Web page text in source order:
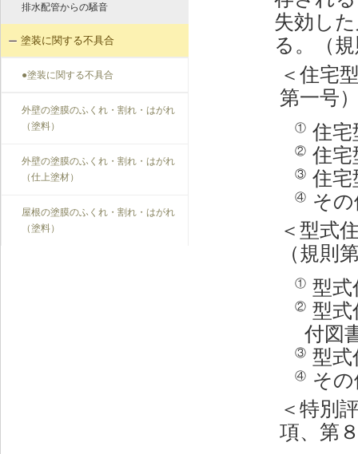
排水配管からの騒音
塗装に関する不具合
●塗装に関する不具合
外壁の塗膜のふくれ・割れ・はがれ
（塗料）
外壁の塗膜のふくれ・割れ・はがれ
（仕上塗材）
屋根の塗膜のふくれ・割れ・はがれ
（塗料）
失効し
る。（
＜住宅
第一号
① 住宅
② 住宅
③ 住宅
④
そ
＜型式
（規則
① 型式
② 型式
付図
③ 型式
④
そ
＜特別
項、第